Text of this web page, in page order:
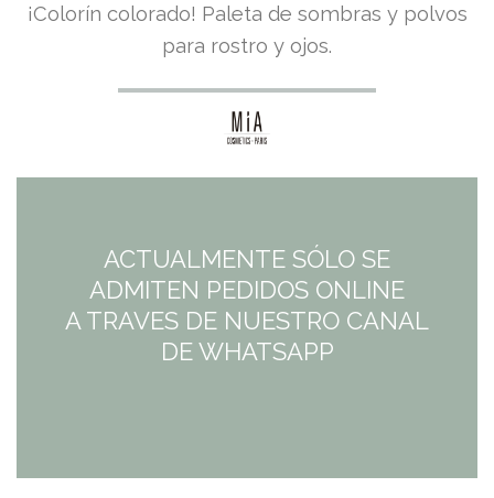
¡Colorín colorado! Paleta de sombras y polvos
para rostro y ojos.
ACTUALMENTE SÓLO SE
ADMITEN PEDIDOS ONLINE
A TRAVES DE NUESTRO CANAL
DE WHATSAPP